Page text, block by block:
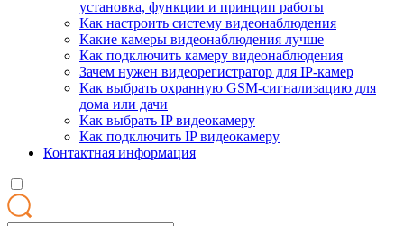
установка, функции и принцип работы
Как настроить систему видеонаблюдения
Какие камеры видеонаблюдения лучше
Как подключить камеру видеонаблюдения
Зачем нужен видеорегистратор для IP-камер
Как выбрать охранную GSM-сигнализацию для
дома или дачи
Как выбрать IP видеокамеру
Как подключить IP видеокамеру
Контактная информация